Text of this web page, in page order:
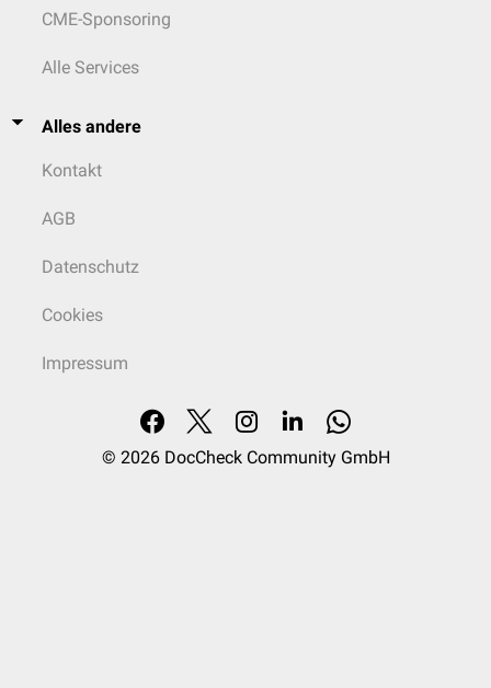
CME-Sponsoring
Alle Services
Alles andere
Kontakt
AGB
Datenschutz
Cookies
Impressum
© 2026 DocCheck Community GmbH